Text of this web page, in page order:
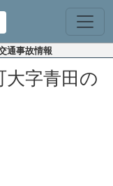
通事故情報
大字青田の